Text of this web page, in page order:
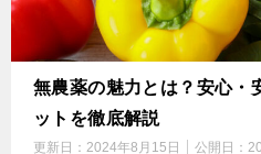
無農薬の魅力とは？安心・
ットを徹底解説
更新日： 2024年8月15日 公開日：